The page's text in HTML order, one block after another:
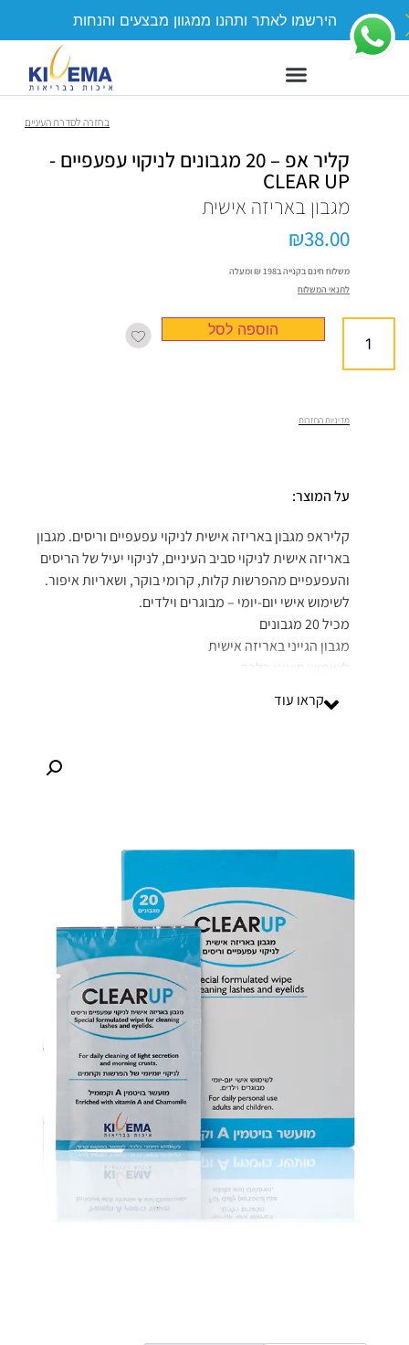
משלוח חינם בקנייה ב-198 ₪ ומעלה
סדרת העיניים
קליר אפ – 20 מגבונים‏ ‏לניקוי‏ ‏עפעפיים‏ ‏-
CLEAR UP
מגבון באריזה אישית
₪38.00
משלוח חינם בקנייה ב198 ₪ ומעלה
לתנאי המשלוח
הוספה לסל
מדיניות החזרות
על המוצר:
קליראפ מגבון באריזה אישית לניקוי עפעפיים וריסים. מגבון
באריזה אישית לניקוי סביב העיניים, לניקוי יעיל של הריסים
והעפעפיים מהפרשות קלות, קרומי בוקר, ושאריות איפור.
קראו עוד